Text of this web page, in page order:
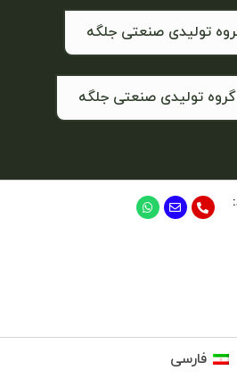
تولیدی صنعتی جلگه
تولیدی صنعتی جلگه
فارسی